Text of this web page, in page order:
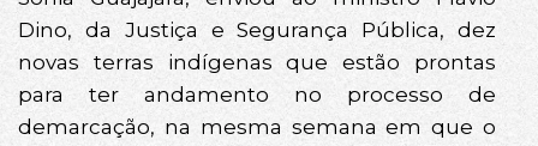
Dino, da Justiça e Segurança Pública, dez
novas terras indígenas que estão prontas
para ter andamento no processo de
demarcação, na mesma semana em que o